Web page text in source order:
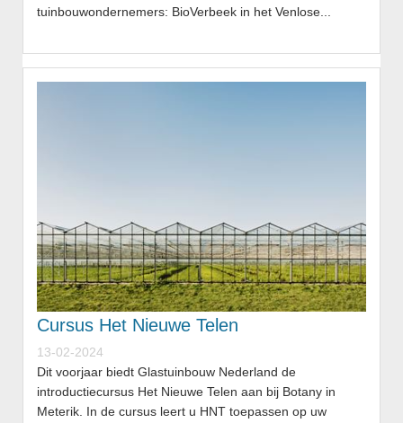
tuinbouwondernemers: BioVerbeek in het Venlose...
Cursus Het Nieuwe Telen
13-02-2024
Dit voorjaar biedt Glastuinbouw Nederland de
introductiecursus Het Nieuwe Telen aan bij Botany in
Meterik. In de cursus leert u HNT toepassen op uw